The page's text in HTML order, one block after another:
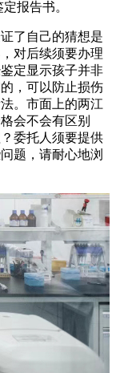
报告书。
了自己的猜想是
对后续须要办理
定显示孩子并非
，可以防止损伤
。市面上的两江
会不会有区别
委托人须要提供
题，请耐心地浏